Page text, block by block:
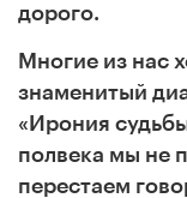
дорого.
Многие из нас
знаменитый
«Ирония
полвека мы не
перестаем